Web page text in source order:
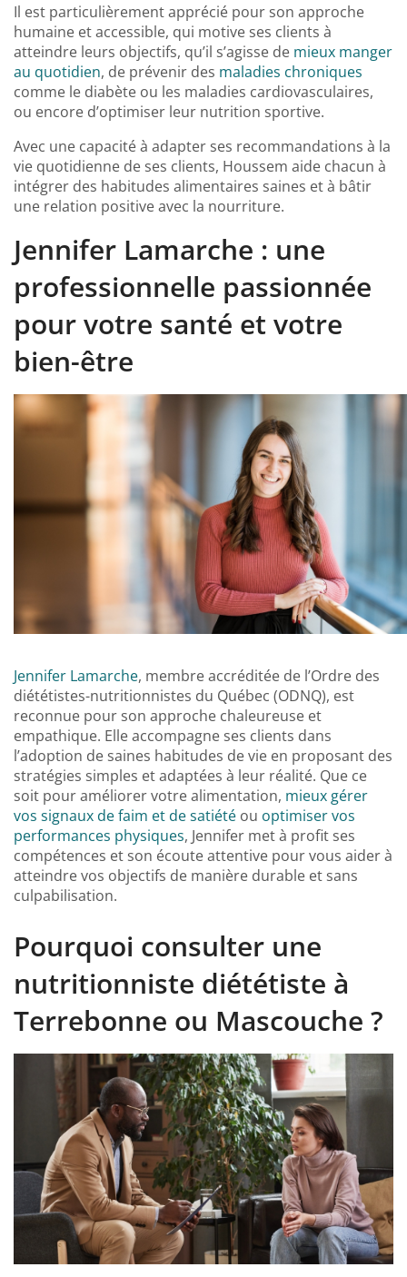
Il est particulièrement apprécié pour son approche
humaine et accessible, qui motive ses clients à
atteindre leurs objectifs, qu’il s’agisse de mieux manger
au quotidien, de prévenir des maladies chroniques
comme le diabète ou les maladies cardiovasculaires,
ou encore d’optimiser leur nutrition sportive.
Avec une capacité à adapter ses recommandations à la
vie quotidienne de ses clients, Houssem aide chacun à
intégrer des habitudes alimentaires saines et à bâtir
une relation positive avec la nourriture.
Jennifer Lamarche : une
professionnelle passionnée
pour votre santé et votre
bien-être
Jennifer Lamarche, membre accréditée de l’Ordre des
diététistes-nutritionnistes du Québec (ODNQ), est
reconnue pour son approche chaleureuse et
empathique. Elle accompagne ses clients dans
l’adoption de saines habitudes de vie en proposant des
stratégies simples et adaptées à leur réalité. Que ce
soit pour améliorer votre alimentation, mieux gérer
vos signaux de faim et de satiété ou optimiser vos
performances physiques, Jennifer met à profit ses
compétences et son écoute attentive pour vous aider à
atteindre vos objectifs de manière durable et sans
culpabilisation.
Pourquoi consulter une
nutritionniste diététiste à
Terrebonne ou Mascouche ?